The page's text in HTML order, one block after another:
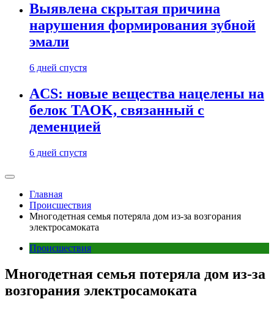
Выявлена скрытая причина
нарушения формирования зубной
эмали
6 дней спустя
ACS: новые вещества нацелены на
белок TAOK, связанный с
деменцией
6 дней спустя
Главная
Происшествия
Многодетная семья потеряла дом из-за возгорания
электросамоката
Происшествия
Многодетная семья потеряла дом из-за
возгорания электросамоката